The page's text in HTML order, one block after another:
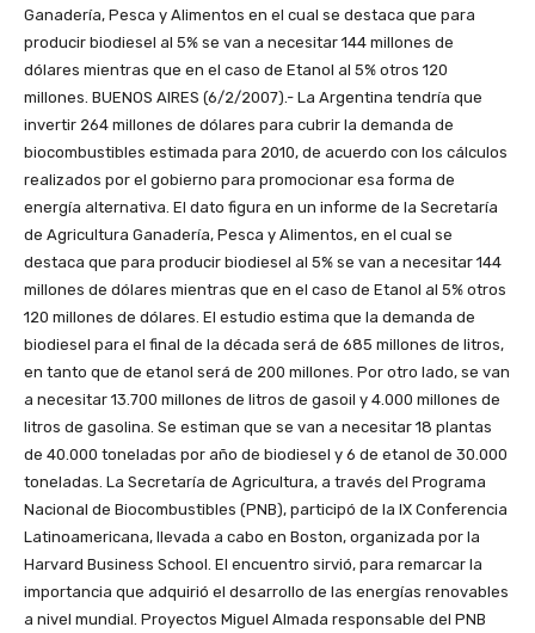
Ganadería, Pesca y Alimentos en el cual se destaca que para
producir biodiesel al 5% se van a necesitar 144 millones de
dólares mientras que en el caso de Etanol al 5% otros 120
millones. BUENOS AIRES (6/2/2007).- La Argentina tendría que
invertir 264 millones de dólares para cubrir la demanda de
biocombustibles estimada para 2010, de acuerdo con los cálculos
realizados por el gobierno para promocionar esa forma de
energía alternativa. El dato figura en un informe de la Secretaría
de Agricultura Ganadería, Pesca y Alimentos, en el cual se
destaca que para producir biodiesel al 5% se van a necesitar 144
millones de dólares mientras que en el caso de Etanol al 5% otros
120 millones de dólares. El estudio estima que la demanda de
biodiesel para el final de la década será de 685 millones de litros,
en tanto que de etanol será de 200 millones. Por otro lado, se van
a necesitar 13.700 millones de litros de gasoil y 4.000 millones de
litros de gasolina. Se estiman que se van a necesitar 18 plantas
de 40.000 toneladas por año de biodiesel y 6 de etanol de 30.000
toneladas. La Secretaría de Agricultura, a través del Programa
Nacional de Biocombustibles (PNB), participó de la IX Conferencia
Latinoamericana, llevada a cabo en Boston, organizada por la
Harvard Business School. El encuentro sirvió, para remarcar la
importancia que adquirió el desarrollo de las energías renovables
a nivel mundial. Proyectos Miguel Almada responsable del PNB